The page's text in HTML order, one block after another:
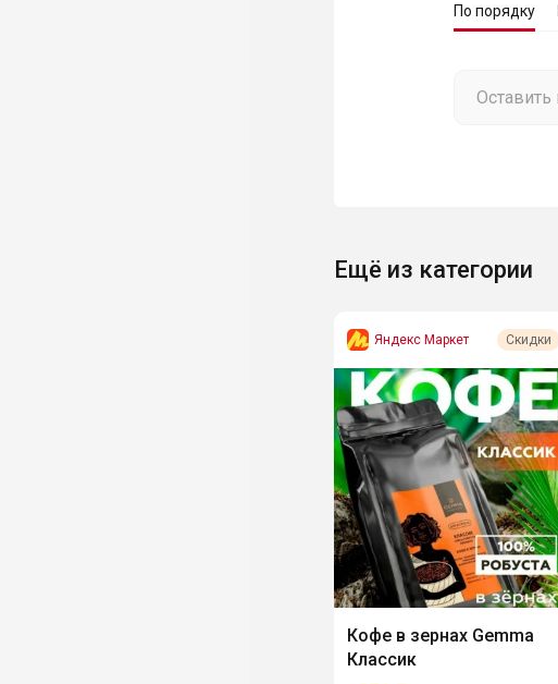
По порядку
Ещё из категории
Яндекс Маркет Скидки
Кофе в зернах Gemma
Классик